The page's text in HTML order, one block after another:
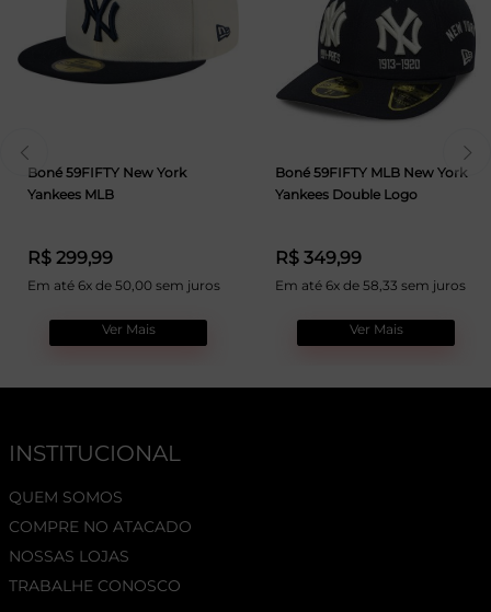
Boné 59FIFTY New York
Yankees MLB
R$ 299,99
Em até 6x de 50,00 sem juros
Ver Mais
Boné 59FIFTY MLB New York
Yankees Double Logo
R$ 349,99
Em até 6x de 58,33 sem juros
Ver Mais
INSTITUCIONAL
QUEM SOMOS
COMPRE NO ATACADO
NOSSAS LOJAS
TRABALHE CONOSCO